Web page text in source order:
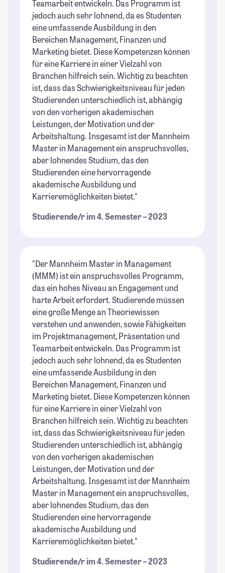
Teamarbeit entwickeln. Das Programm ist
jedoch auch sehr lohnend, da es Studenten
eine umfassende Ausbildung in den
Bereichen Management, Finanzen und
Marketing bietet. Diese Kompetenzen können
für eine Karriere in einer Vielzahl von
Branchen hilfreich sein. Wichtig zu beachten
ist, dass das Schwierigkeitsniveau für jeden
Studierenden unterschiedlich ist, abhängig
von den vorherigen akademischen
Leistungen, der Motivation und der
Arbeitshaltung. Insgesamt ist der Mannheim
Master in Management ein anspruchsvolles,
aber lohnendes Studium, das den
Studierenden eine hervorragende
akademische Ausbildung und
Karrieremöglichkeiten bietet."
Studierende/r im 4. Semester – 2023
"Der Mannheim Master in Management
(MMM) ist ein anspruchsvolles Programm,
das ein hohes Niveau an Engagement und
harte Arbeit erfordert. Studierende müssen
eine große Menge an Theoriewissen
verstehen und anwenden, sowie Fähigkeiten
im Projektmanagement, Präsentation und
Teamarbeit entwickeln. Das Programm ist
jedoch auch sehr lohnend, da es Studenten
eine umfassende Ausbildung in den
Bereichen Management, Finanzen und
Marketing bietet. Diese Kompetenzen können
für eine Karriere in einer Vielzahl von
Branchen hilfreich sein. Wichtig zu beachten
ist, dass das Schwierigkeitsniveau für jeden
Studierenden unterschiedlich ist, abhängig
von den vorherigen akademischen
Leistungen, der Motivation und der
Arbeitshaltung. Insgesamt ist der Mannheim
Master in Management ein anspruchsvolles,
aber lohnendes Studium, das den
Studierenden eine hervorragende
akademische Ausbildung und
Karrieremöglichkeiten bietet."
Studierende/r im 4. Semester – 2023